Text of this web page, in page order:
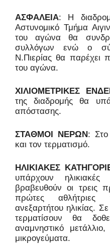
ΑΣΦΑΛΕΙΑ: Η
Αστυνομικό Τμήμα
του αγώνα θα
συλλόγων ενώ ο
Ν.Πιερίας θα παρέχει
του αγώνα.
ΧΙΛΙΟΜΕΤΡΙΚΕΣ
της διαδρομής θα
απόστασης.
ΣΤΑΘΜΟΙ ΝΕΡΩΝ: Στο
και τον τερματισμό.
ΗΛΙΚΙΑΚΕΣ
υπάρχουν
βραβευθούν οι τρεις
πρώτες αθλήτριες
ανεξαρτήτου ηλικίας.
τερματίσουν θα
αναμνηστικό
μικρογεύματα.